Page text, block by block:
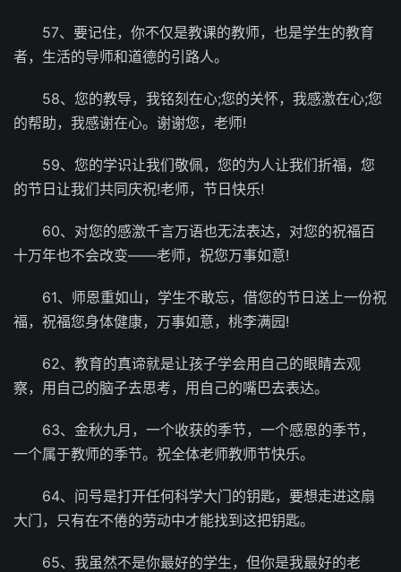
57、要记住，你不仅是教课的教师，也是学生的教育
者，生活的导师和道德的引路人。
58、您的教导，我铭刻在心;您的关怀，我感激在心;您
的帮助，我感谢在心。谢谢您，老师!
59、您的学识让我们敬佩，您的为人让我们折福，您
的节日让我们共同庆祝!老师，节日快乐!
60、对您的感激千言万语也无法表达，对您的祝福百
十万年也不会改变――老师，祝您万事如意!
61、师恩重如山，学生不敢忘，借您的节日送上一份祝
福，祝福您身体健康，万事如意，桃李满园!
62、教育的真谛就是让孩子学会用自己的眼睛去观
察，用自己的脑子去思考，用自己的嘴巴去表达。
63、金秋九月，一个收获的季节，一个感恩的季节，
一个属于教师的季节。祝全体老师教师节快乐。
64、问号是打开任何科学大门的钥匙，要想走进这扇
大门，只有在不倦的劳动中才能找到这把钥匙。
65、我虽然不是你最好的学生，但你是我最好的老